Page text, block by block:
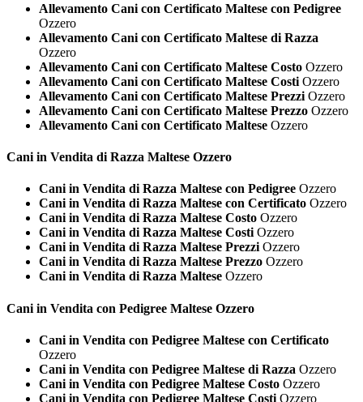
Allevamento Cani con Certificato Maltese con Pedigree
Ozzero
Allevamento Cani con Certificato Maltese di Razza
Ozzero
Allevamento Cani con Certificato Maltese Costo Ozzero
Allevamento Cani con Certificato Maltese Costi Ozzero
Allevamento Cani con Certificato Maltese Prezzi Ozzero
Allevamento Cani con Certificato Maltese Prezzo Ozzero
Allevamento Cani con Certificato Maltese Ozzero
Cani in Vendita di Razza Maltese Ozzero
Cani in Vendita di Razza Maltese con Pedigree Ozzero
Cani in Vendita di Razza Maltese con Certificato Ozzero
Cani in Vendita di Razza Maltese Costo Ozzero
Cani in Vendita di Razza Maltese CostiOzzero
Cani in Vendita di Razza Maltese PrezziOzzero
Cani in Vendita di Razza Maltese Prezzo Ozzero
Cani in Vendita di Razza Maltese Ozzero
Cani in Vendita con Pedigree Maltese Ozzero
Cani in Vendita con Pedigree Maltese con Certificato
Ozzero
Cani in Vendita con Pedigree Maltese di Razza Ozzero
Cani in Vendita con Pedigree Maltese Costo Ozzero
Cani in Vendita con Pedigree Maltese Costi Ozzero